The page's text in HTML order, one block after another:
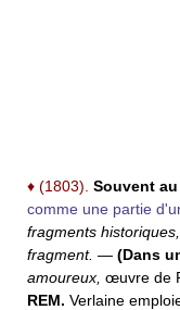
♦ (1803). Souvent
comme une partie
fragments
fragment. — (Dans
amoureux, œuvre de
REM. Verlaine